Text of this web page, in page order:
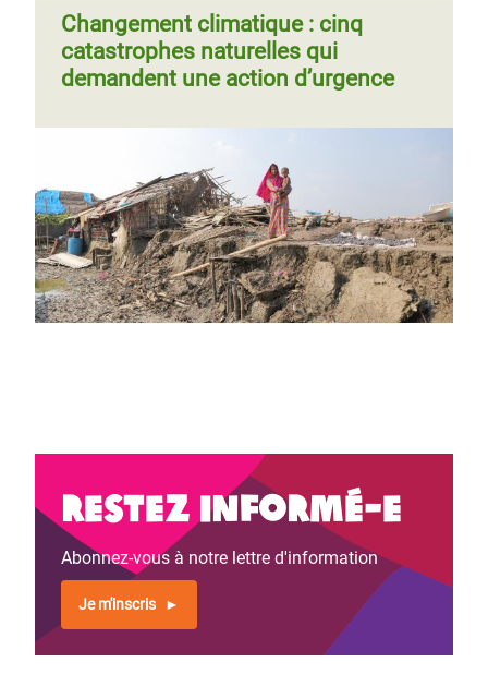
Changement climatique : cinq
catastrophes naturelles qui
demandent une action d’urgence
Restez informé-e
Abonnez-vous à notre lettre d'information
Je m'inscris